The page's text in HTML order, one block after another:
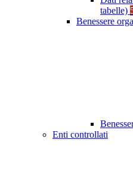
tabelle)
Benessere
Enti controllati